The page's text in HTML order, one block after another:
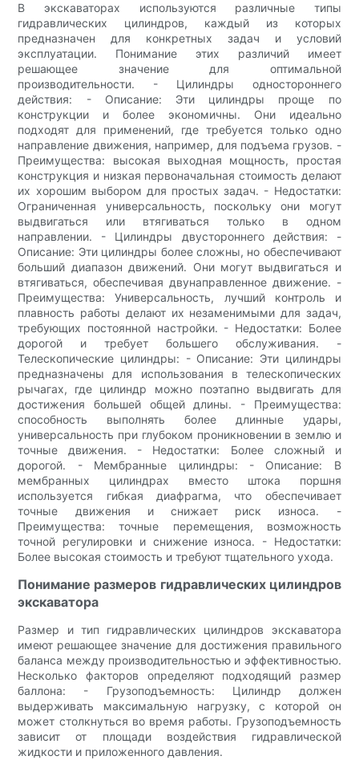
В экскаваторах используются различные типы
гидравлических цилиндров, каждый из которых
предназначен для конкретных задач и условий
эксплуатации. Понимание этих различий имеет
решающее значение для оптимальной
производительности. - Цилиндры одностороннего
действия: - Описание: Эти цилиндры проще по
конструкции и более экономичны. Они идеально
подходят для применений, где требуется только одно
направление движения, например, для подъема грузов. -
Преимущества: высокая выходная мощность, простая
конструкция и низкая первоначальная стоимость делают
их хорошим выбором для простых задач. - Недостатки:
Ограниченная универсальность, поскольку они могут
выдвигаться или втягиваться только в одном
направлении. - Цилиндры двустороннего действия: -
Описание: Эти цилиндры более сложны, но обеспечивают
больший диапазон движений. Они могут выдвигаться и
втягиваться, обеспечивая двунаправленное движение. -
Преимущества: Универсальность, лучший контроль и
плавность работы делают их незаменимыми для задач,
требующих постоянной настройки. - Недостатки: Более
дорогой и требует большего обслуживания. -
Телескопические цилиндры: - Описание: Эти цилиндры
предназначены для использования в телескопических
рычагах, где цилиндр можно поэтапно выдвигать для
достижения большей общей длины. - Преимущества:
способность выполнять более длинные удары,
универсальность при глубоком проникновении в землю и
точные движения. - Недостатки: Более сложный и
дорогой. - Мембранные цилиндры: - Описание: В
мембранных цилиндрах вместо штока поршня
используется гибкая диафрагма, что обеспечивает
точные движения и снижает риск износа. -
Преимущества: точные перемещения, возможность
точной регулировки и снижение износа. - Недостатки:
Более высокая стоимость и требуют тщательного ухода.
Понимание размеров гидравлических цилиндров
экскаватора
Размер и тип гидравлических цилиндров экскаватора
имеют решающее значение для достижения правильного
баланса между производительностью и эффективностью.
Несколько факторов определяют подходящий размер
баллона: - Грузоподъемность: Цилиндр должен
выдерживать максимальную нагрузку, с которой он
может столкнуться во время работы. Грузоподъемность
зависит от площади воздействия гидравлической
жидкости и приложенного давления.